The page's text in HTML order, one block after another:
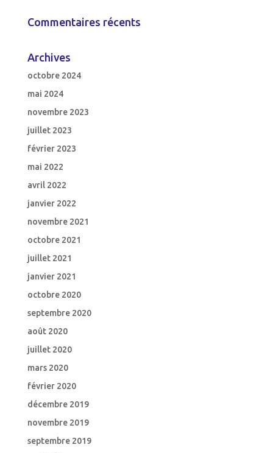
Commentaires récents
Archives
octobre 2024
mai 2024
novembre 2023
juillet 2023
février 2023
mai 2022
avril 2022
janvier 2022
novembre 2021
octobre 2021
juillet 2021
janvier 2021
octobre 2020
septembre 2020
août 2020
juillet 2020
mars 2020
février 2020
décembre 2019
novembre 2019
septembre 2019